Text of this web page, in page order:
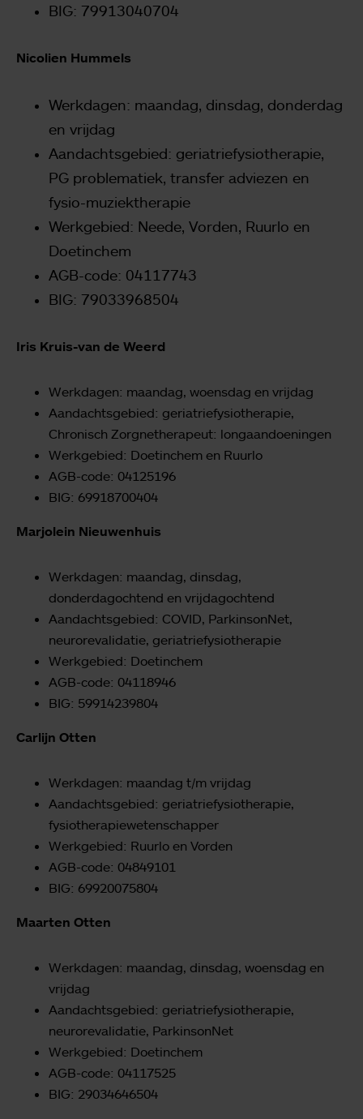
BIG: 79913040704
Nicolien Hummels
Werkdagen: maandag, dinsdag, donderdag
en vrijdag
Aandachtsgebied: geriatriefysiotherapie,
PG problematiek, transfer adviezen en
fysio-muziektherapie
Werkgebied: Neede, Vorden, Ruurlo en
Doetinchem
AGB-code: 04117743
BIG: 79033968504
Iris Kruis-van de Weerd
Werkdagen: maandag, woensdag en vrijdag
Aandachtsgebied: geriatriefysiotherapie,
Chronisch Zorgnetherapeut: longaandoeningen
Werkgebied: Doetinchem en Ruurlo
AGB-code: 04125196
BIG: 69918700404
Marjolein Nieuwenhuis
Werkdagen: maandag, dinsdag,
donderdagochtend en vrijdagochtend
Aandachtsgebied: COVID, ParkinsonNet,
neurorevalidatie, geriatriefysiotherapie
Werkgebied: Doetinchem
AGB-code: 04118946
BIG: 59914239804
Carlijn Otten
Werkdagen: maandag t/m vrijdag
Aandachtsgebied: geriatriefysiotherapie,
fysiotherapiewetenschapper
Werkgebied: Ruurlo en Vorden
AGB-code: 04849101
BIG: 69920075804
Maarten Otten
Werkdagen: maandag, dinsdag, woensdag en
vrijdag
Aandachtsgebied: geriatriefysiotherapie,
neurorevalidatie, ParkinsonNet
Werkgebied: Doetinchem
AGB-code: 04117525
BIG: 29034646504